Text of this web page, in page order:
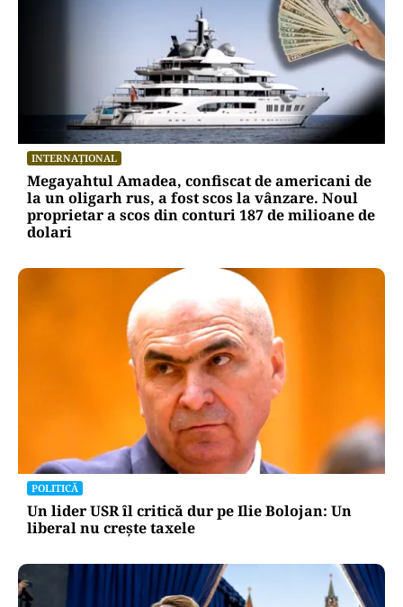
INTERNAȚIONAL
Megayahtul Amadea, confiscat de americani de
la un oligarh rus, a fost scos la vânzare. Noul
proprietar a scos din conturi 187 de milioane de
dolari
POLITICĂ
Un lider USR îl critică dur pe Ilie Bolojan: Un
liberal nu crește taxele